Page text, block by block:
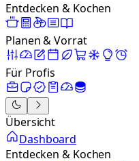
Entdecken & Kochen
Planen & Vorrat
Für Profis
Übersicht
Dashboard
Entdecken & Kochen